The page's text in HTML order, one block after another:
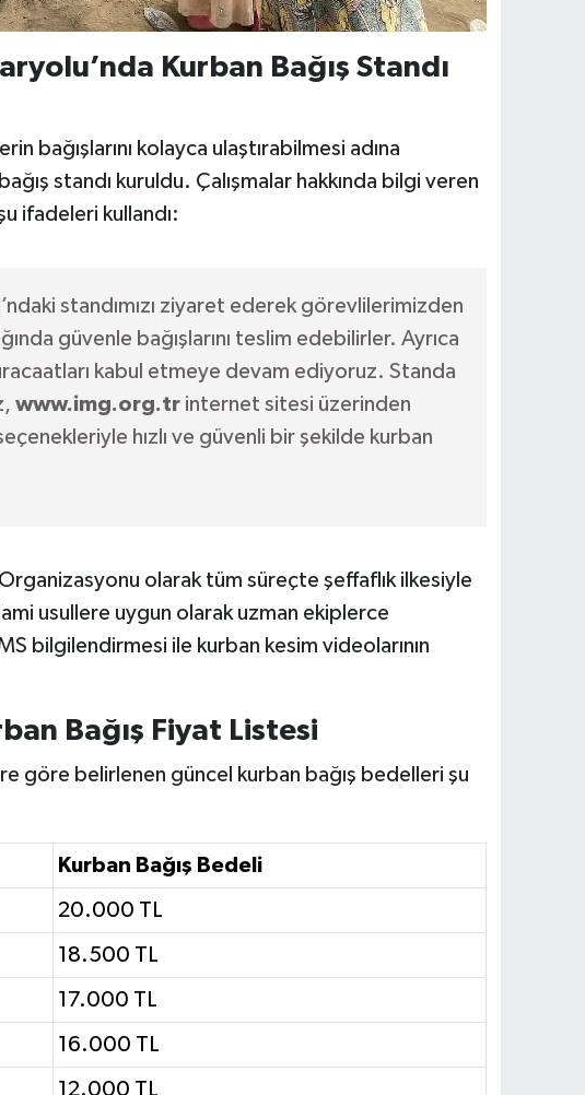
Kurban Bağış Standı
bağışlarını kolayca ulaştırabilmesi adına
standı kuruldu. Çalışmalar hakkında bilgi veren
ifadeleri kullandı:
standımızı ziyaret ederek görevlilerimizden
güvenle bağışlarını teslim edebilirler. Ayrıca
kabul etmeye devam ediyoruz. Standa
www.img.org.trinternet sitesi üzerinden
hızlı ve güvenli bir şekilde kurban
olarak tüm süreçte şeffaflık ilkesiyle
usullere uygun olarak uzman ekiplerce
bilgilendirmesi ile kurban kesim videolarının
Bağış Fiyat Listesi
göre belirlenen güncel kurban bağış bedelleri şu
Kurban Bağış Bedeli
20.000 TL
18.500 TL
17.000 TL
16.000 TL
12.000 TL